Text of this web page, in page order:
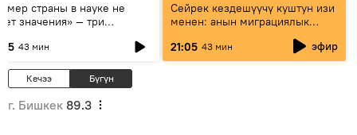
страны в науке не
значения» — три
и Кыргызстана в
43 мин
Сейрек кездешүүчү куштун изи
менен: анын миграциялык
жолу эмнеден кабар берет?
21:05 43 мин эфир
Кечээ Бүгүн
г. Бишкек 89.3